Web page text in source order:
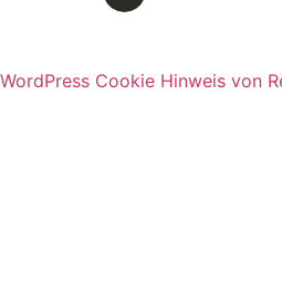
WordPress Cookie Hinweis von